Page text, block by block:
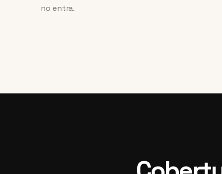
no entra.